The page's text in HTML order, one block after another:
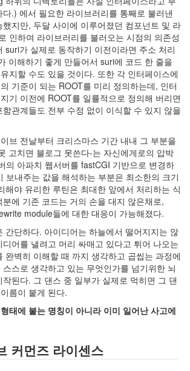
.) 에서 필요한 라이브러리를 통째로 불러낸
지만, 두달 사이에 이루어졌던 컴포넌트 및 라
인하여 라이브러리를 불러오는 시점의 의존성
suri가 실제로 동작하기 이전이라면 주소 처리
이해하기 좋게 만들어서 suri에 코드 한 줄을
지할 수도 있을 것이다. 또한 각 인터페이스에
기준이 되는 ROOT를 미리 정의하는데, 인터
기 이전에 ROOT를 일률적으로 정의해 버리면
관계들도 전부 수정 없이 이식할 수 있지 않을
브 전날부터 크리스마스 기간 내내 그 부분을
고치면 블로그 못쓴다-는 자신에게로의 압박
의 아파치 웹서버를 fastCGI 기반으로 변경하
보내주는 값을 해석하는 부분은 최소한의 크기
해야 유리한 루틴은 최대한 앞에서 처리하는 식
에 기존 코드는 거의 손을 대지 않은채로,
module들에 대한 대응이 가능해졌다.
간단하다. 아이디어는 하늘에서 떨어지지는 않
어를 낼려고 머리 싸매고 있다고 튀어 나오는
완벽히 이해할 때 까지 생각하고 곱씹는 과정에
스로 생각하고 있는 무엇인가를 넘기위한 뇌
된다. 그 댄스 중 일부가 실제로 먹히면 그 댄
름이 붙게 된다.
태에 붙는 명칭이 아니라 이미 일어난 사고에
커먼즈 라이센스